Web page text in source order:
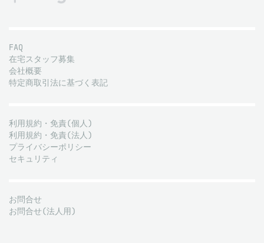
FAQ
在宅スタッフ募集
会社概要
特定商取引法に基づく表記
利用規約・免責(個人)
利用規約・免責(法人)
プライバシーポリシー
セキュリティ
お問合せ
お問合せ(法人用)